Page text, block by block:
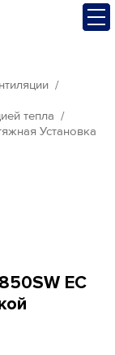
тепла
Установка
EC